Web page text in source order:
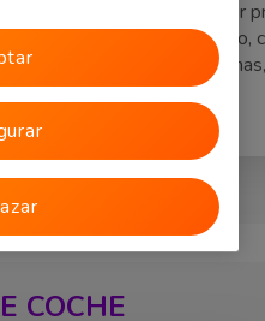
Incluye una mayor
el Terceros
para rotura de
incendio.
COCHE